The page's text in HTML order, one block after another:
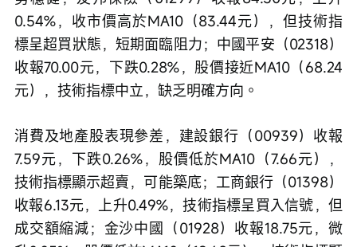
0.54%，收市價高於MA10（83.44元），但技術指
標呈超買狀態，短期面臨阻力；中國平安（02318）
收報70.00元，下跌0.28%，股價接近MA10（68.24
元），技術指標中立，缺乏明確方向。
消費及地產股表現參差，建設銀行（00939）收報
7.59元，下跌0.26%，股價低於MA10（7.66元），
技術指標顯示超賣，可能築底；工商銀行（01398）
收報6.13元，上升0.49%，技術指標呈買入信號，但
成交額縮減；金沙中國（01928）收報18.75元，微